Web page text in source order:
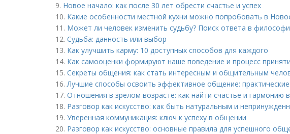
9. Новое начало: как после 30 лет обрести счастье и успех
10. Какие особенности местной кухни можно попробовать в
11. Может ли человек изменить судьбу? Поиск ответа в
12. Судьба: данность или выбор
13. Как улучшить карму: 10 доступных способов для каждого
14. Как самооценки формируют наше поведение и процесс
15. Секреты общения: как стать интересным и общительным
16.Лучшие способы освоить эффективное общение:
17. Отношения в зрелом возрасте: как найти счастье и гармонию
18. Разговор как искусство: как быть натуральным и
19. Уверенная коммуникация: ключ к успеху в общении
20. Разговор как искусство: основные правила для успешного